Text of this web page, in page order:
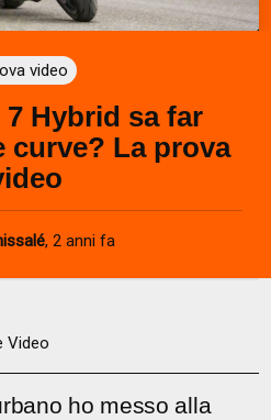
a
y
V
i
d
e
video
7 Hybrid sa far
curve? La prova
, 2 anni fa
Video
ho messo alla